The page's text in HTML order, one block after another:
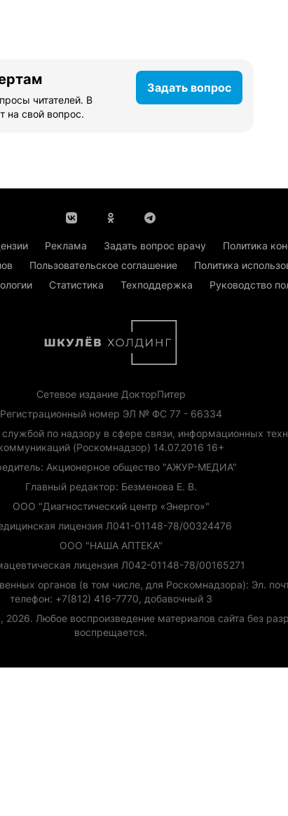
читателей. В
на свой вопрос.
Задать вопрос
Реклама Задать вопрос врачу
Политика
Пользовательское соглашение
Политика
Статистика Техподдержка Руководство
Сетевое издание ДокторПитер
Регистрационный номер ЭЛ № ФС 77 - 66334
по надзору в сфере связи, информационных
(Роскомнадзор) 14.07.2016 16+
Акционерное общество "АЖУР-МЕДИА"
Главный редактор: Безменова Е. В.
ООО "Диагностический центр «Энерго»"
лицензия Л041-01148-78/00324476
ООО "НАША АПТЕКА"
лицензия Л042-01148-78/00165271
органов (в том числе, для Роскомнадзора): Эл.
телефон: +7(812) 416-7770, добавочный 3
Любое воспроизведение материалов сайта без
воспрещается.